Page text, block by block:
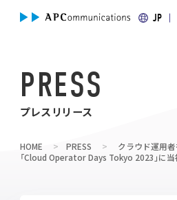
JP
PRESS
プレスリリース
HOME PRESS
クラウド運用
「Cloud Operator Days Tokyo 2023」に